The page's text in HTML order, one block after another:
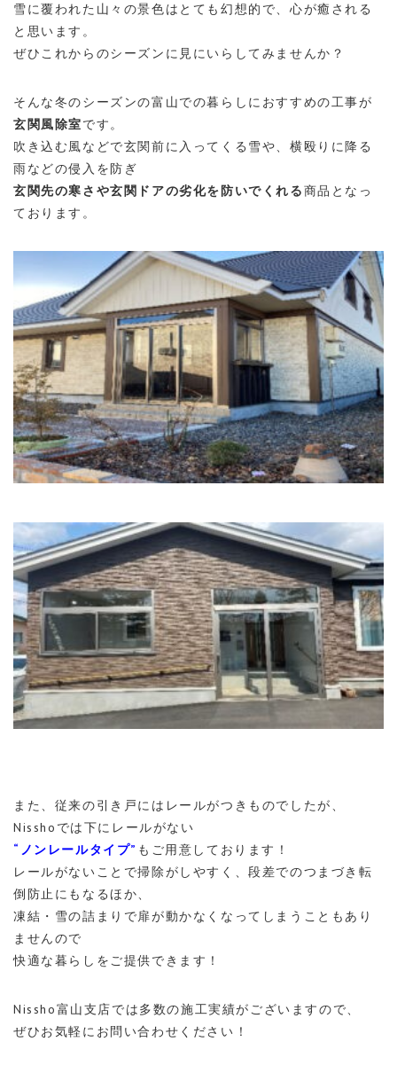
雪に覆われた山々の景色はとても幻想的で、心が癒される
と思います。
ぜひこれからのシーズンに見にいらしてみませんか？
そんな冬のシーズンの富山での暮らしにおすすめの工事が
玄関風除室です。
吹き込む風などで玄関前に入ってくる雪や、横殴りに降る
雨などの侵入を防ぎ
玄関先の寒さや玄関ドアの劣化を防いでくれる商品となっ
ております。
また、従来の引き戸にはレールがつきものでしたが、
Nisshoでは下にレールがない
“ノンレールタイプ” もご用意しております！
レールがないことで掃除がしやすく、段差でのつまづき転
倒防止にもなるほか、
凍結・雪の詰まりで扉が動かなくなってしまうこともあり
ませんので
快適な暮らしをご提供できます！
Nissho富山支店では多数の施工実績がございますので、
ぜひお気軽にお問い合わせください！